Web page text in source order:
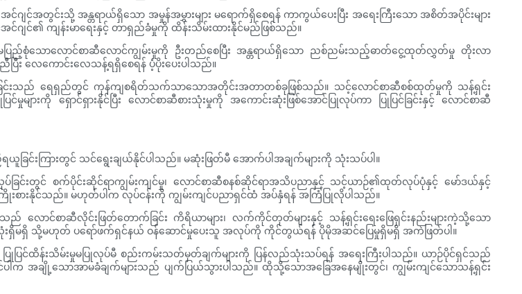
င်အတွင်းသို့ အန္တရာယ်ရှိသော အမှုန်အမွှားများ မရောက်ရှိစေရန် ကာကွယ်ပေးပြီး အရေးကြီးသော အစိတ်အပိုင်းများ
ဂျင်၏ ကျန်းမာရေးနှင့် တာရှည်ခံမှုကို ထိန်းသိမ်းထားနိုင်မည်ဖြစ်သည်။
စုံသောလောင်စာဆီလောင်ကျွမ်းမှုကို ဦးတည်စေပြီး အန္တရာယ်ရှိသော ညစ်ညမ်းသည့်ဓာတ်ငွေ့ထုတ်လွှတ်မှု တိုးလာ
ပြီး လေကောင်းလေသန့်ရရှိစေရန် ပံ့ပိုးပေးပါသည်။
နှံခြင်းသည် ရေရှည်တွင် ကုန်ကျစရိတ်သက်သာသောအတိုင်းအတာတစ်ခုဖြစ်သည်။ သင့်လောင်စာဆီစစ်ထုတ်မှုကို သန့်ရှင်း
ြင်မှုများကို ရှောင်ရှားနိုင်ပြီး လောင်စာဆီစားသုံးမှုကို အကောင်းဆုံးဖြစ်အောင်ပြုလုပ်ကာ ပြုပြင်ခြင်းနှင့် လောင်စာဆီ
ကြားတွင် သင်ရွေးချယ်နိုင်ပါသည်။ မဆုံးဖြတ်မီ အောက်ပါအချက်များကို သုံးသပ်ပါ။
ခြင်းတွင် စက်ပိုင်းဆိုင်ရာကျွမ်းကျင်မှု၊ လောင်စာဆီစနစ်ဆိုင်ရာအသိပညာနှင့် သင့်ယာဉ်၏ထုတ်လုပ်ပုံနှင့် မော်ဒယ်နှင့်
းစားနိုင်သည်။ မဟုတ်ပါက လုပ်ငန်းကို ကျွမ်းကျင်ပညာရှင်ထံ အပ်နှံရန် အကြံပြုလိုပါသည်။
လောင်စာဆီလိုင်းဖြတ်တောက်ခြင်း ကိရိယာများ၊ လက်ကိုင်တုတ်များနှင့် သန့်ရှင်းရေးဖြေရှင်းနည်းများကဲ့သို့သော
းရှိမရှိ သို့မဟုတ် ပရော်ဖက်ရှင်နယ် ဝန်ဆောင်မှုပေးသူ အလုပ်ကို ကိုင်တွယ်ရန် ပိုမိုအဆင်ပြေမှုရှိမရှိ အကဲဖြတ်ပါ။
ပြုပြင်ထိန်းသိမ်းမှုမပြုလုပ်မီ စည်းကမ်းသတ်မှတ်ချက်များကို ပြန်လည်သုံးသပ်ရန် အရေးကြီးပါသည်။ ယာဉ်ပိုင်ရှင်သည်
ါက အချို့သောအာမခံချက်များသည် ပျက်ပြယ်သွားပါသည်။ ထိုသို့သောအခြေအနေမျိုးတွင်၊ ကျွမ်းကျင်သောသန့်ရှင်း